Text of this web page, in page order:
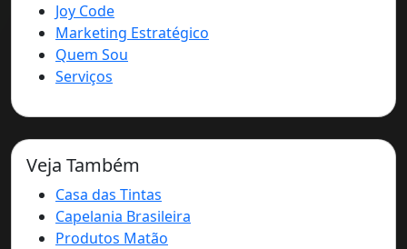
Joy Code
Marketing Estratégico
Quem Sou
Serviços
Veja Também
Casa das Tintas
Capelania Brasileira
Produtos Matão